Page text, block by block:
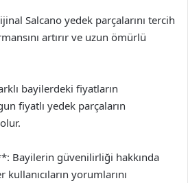
Salcano yedek parçalarını tercih
artırır ve uzun ömürlü
bayilerdeki fiyatların
fiyatlı yedek parçaların
Bayilerin güvenilirliği hakkında
yorumlarını